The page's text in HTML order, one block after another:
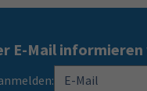
E-Mail